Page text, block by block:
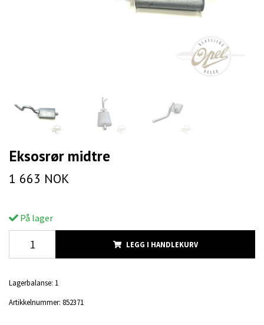
Eksosrør midtre
1 663 NOK
På lager
LEGG I HANDLEKURV
Lagerbalanse: 1
Artikkelnummer: 852371